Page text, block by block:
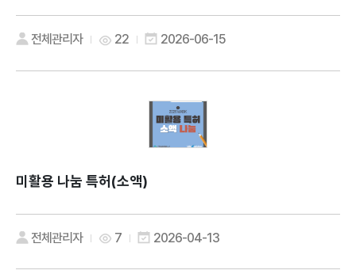
전체관리자 22 2026-06-15
미활용 나눔 특허(소액)
전체관리자 7 2026-04-13